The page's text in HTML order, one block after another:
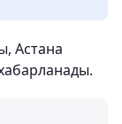
Астана